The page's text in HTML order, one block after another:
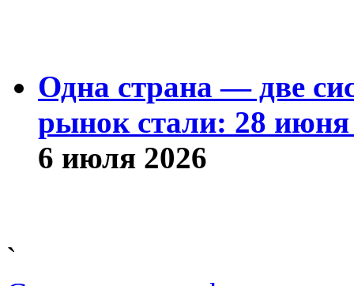
Одна страна — две
рынок стали: 28
6 июля 2026
`